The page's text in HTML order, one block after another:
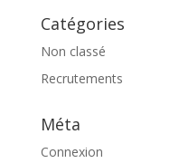
Catégories
Non classé
Recrutements
Méta
Connexion